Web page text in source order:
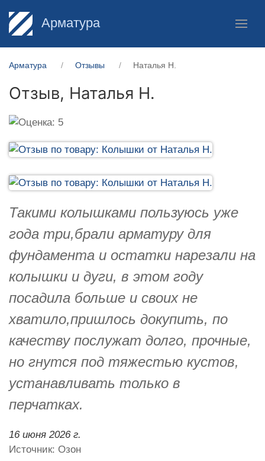
Арматура
Арматура Отзывы Наталья Н.
Отзыв, Наталья Н.
Такими колышками пользуюсь уже
года три,брали арматуру для
фундамента и остатки нарезали на
колышки и дуги, в этом году
посадила больше и своих не
хватило,пришлось докупить, по
качеству послужат долго, прочные,
но гнутся под тяжестью кустов,
устанавливать только в
перчатках.
16 июня 2026 г.
Источник: Озон